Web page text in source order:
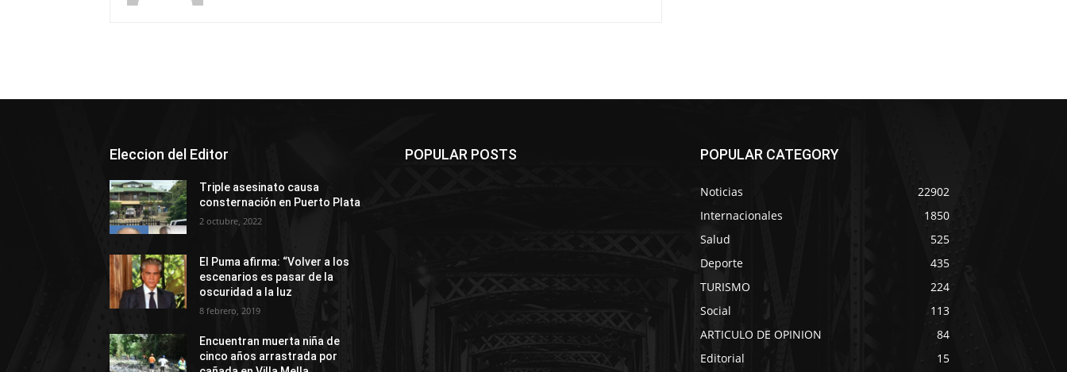
Eleccion del Editor
Triple asesinato causa
consternación en Puerto Plata
2 octubre, 2022
El Puma afirma: “Volver a los
escenarios es pasar de la
oscuridad a la luz
8 febrero, 2019
Encuentran muerta niña de
cinco años arrastrada por
POPULAR POSTS POPULAR CATEGORY
Noticias
22902
Internacionales
1850
Salud
525
Deporte
435
TURISMO
224
Social
113
ARTICULO DE OPINION
84
Editorial
15